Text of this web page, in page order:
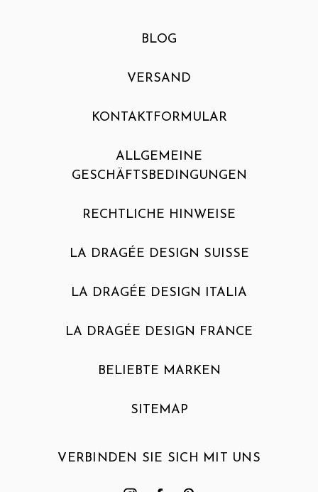
BLOG
VERSAND
KONTAKTFORMULAR
ALLGEMEINE
GESCHÄFTSBEDINGUNGEN
RECHTLICHE HINWEISE
LA DRAGÉE DESIGN SUISSE
LA DRAGÉE DESIGN ITALIA
LA DRAGÉE DESIGN FRANCE
BELIEBTE MARKEN
SITEMAP
VERBINDEN SIE SICH MIT UNS